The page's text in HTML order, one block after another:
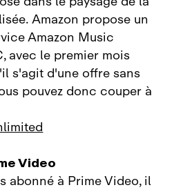
Amazon propose un
Amazon Music
avec le premier mois
s'agit d'une offre sans
pouvez donc couper à
Video
abonné à Prime Video, il